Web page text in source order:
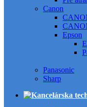
Canon
Epson
Panasonic
Sharp